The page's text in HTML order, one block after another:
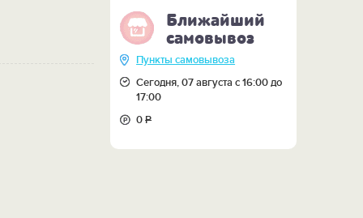
Ближайший
самовывоз
Пункты самовывоза
Сегодня, 07 августа с 16:00 до
17:00
0Р